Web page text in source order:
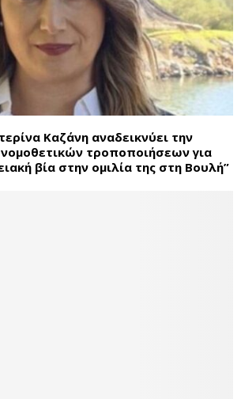
Καζάνη αναδεικνύει την
τροποποιήσεων για
βία στην ομιλία της στη Βουλή”